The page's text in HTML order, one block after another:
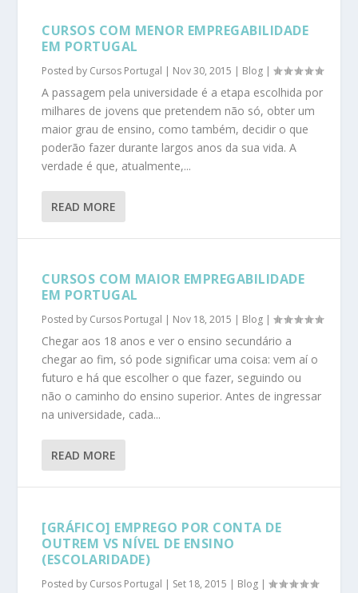
CURSOS COM MENOR EMPREGABILIDADE
EM PORTUGAL
Posted by Cursos Portugal | Nov 30, 2015 | Blog |
A passagem pela universidade é a etapa escolhida por
milhares de jovens que pretendem não só, obter um
maior grau de ensino, como também, decidir o que
poderão fazer durante largos anos da sua vida. A
verdade é que, atualmente,...
READ MORE
CURSOS COM MAIOR EMPREGABILIDADE
EM PORTUGAL
Posted by Cursos Portugal | Nov 18, 2015 | Blog |
Chegar aos 18 anos e ver o ensino secundário a
chegar ao fim, só pode significar uma coisa: vem aí o
futuro e há que escolher o que fazer, seguindo ou
não o caminho do ensino superior. Antes de ingressar
na universidade, cada...
READ MORE
[GRÁFICO] EMPREGO POR CONTA DE
OUTREM VS NÍVEL DE ENSINO
(ESCOLARIDADE)
Posted by Cursos Portugal | Set 18, 2015 | Blog |